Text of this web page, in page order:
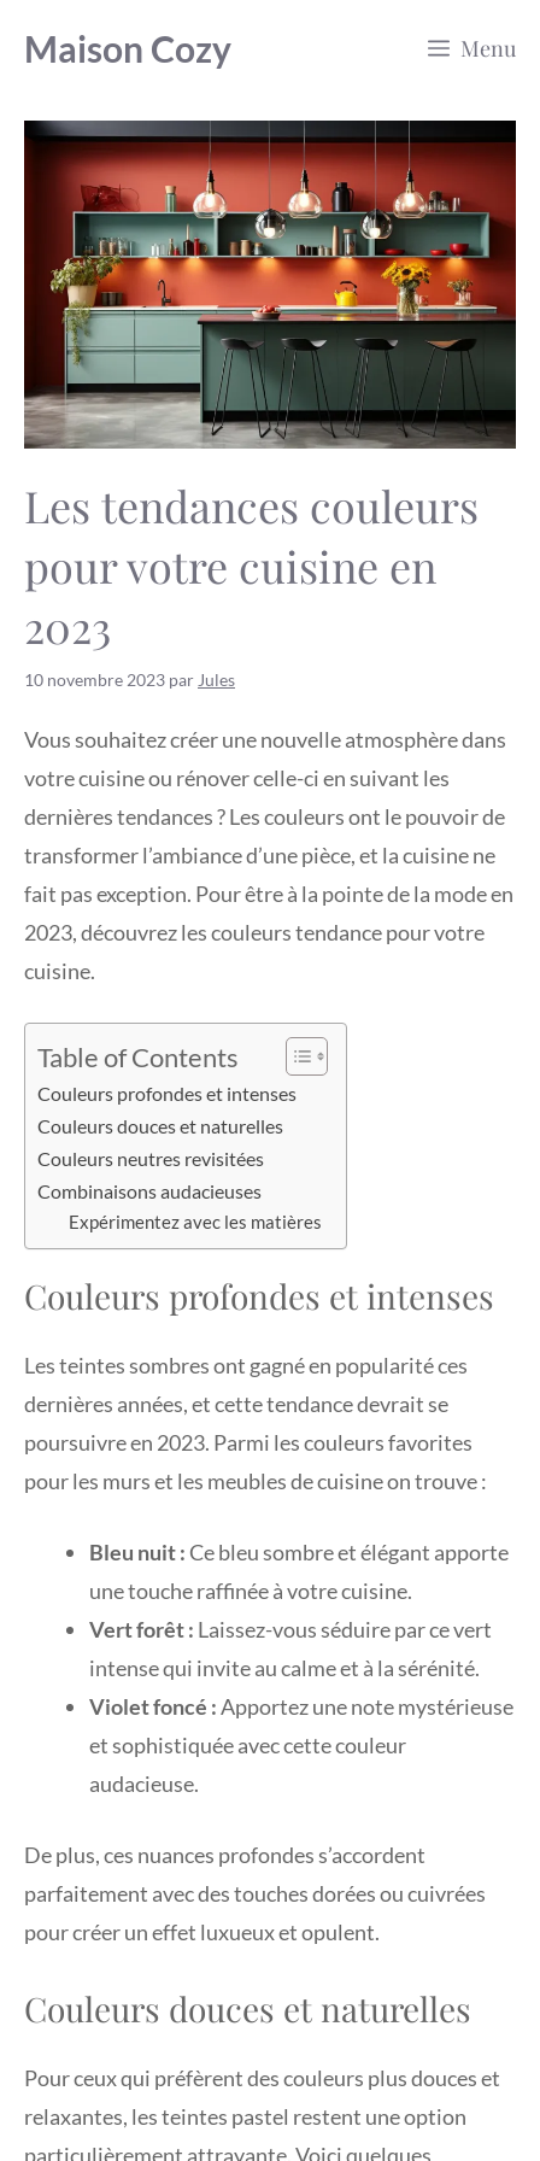
Maison Cozy Menu
Les tendances couleurs
pour votre cuisine en
2023
10 novembre 2023 par Jules
Vous souhaitez créer une nouvelle atmosphère dans
votre cuisine ou rénover celle-ci en suivant les
dernières tendances ? Les couleurs ont le pouvoir de
transformer l’ambiance d’une pièce, et la cuisine ne
fait pas exception. Pour être à la pointe de la mode en
2023, découvrez les couleurs tendance pour votre
cuisine.
Table of Contents
Couleurs profondes et intenses
Couleurs douces et naturelles
Couleurs neutres revisitées
Combinaisons audacieuses
Expérimentez avec les matières
Couleurs profondes et intenses
Les teintes sombres ont gagné en popularité ces
dernières années, et cette tendance devrait se
poursuivre en 2023. Parmi les couleurs favorites
pour les murs et les meubles de cuisine on trouve :
Bleu nuit :Ce bleu sombre et élégant apporte
une touche raffinée à votre cuisine.
Vert forêt : Laissez-vous séduire par ce vert
intense qui invite au calme et à la sérénité.
Violet foncé :Apportez une note mystérieuse
et sophistiquée avec cette couleur
audacieuse.
De plus, ces nuances profondes s’accordent
parfaitement avec des touches dorées ou cuivrées
pour créer un effet luxueux et opulent.
Couleurs douces et naturelles
Pour ceux qui préfèrent des couleurs plus douces et
relaxantes, les teintes pastel restent une option
particulièrement attrayante. Voici quelques